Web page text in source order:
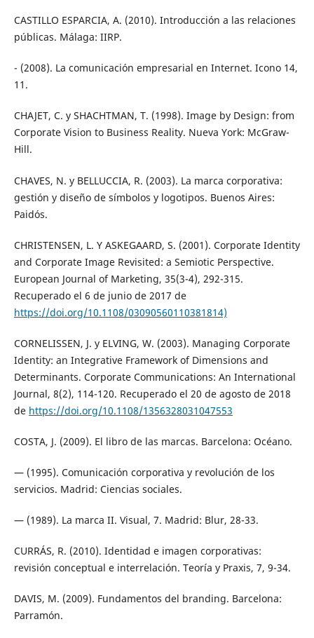
CASTILLO ESPARCIA, A. (2010). Introducción a las relaciones
públicas. Málaga: IIRP.
- (2008). La comunicación empresarial en Internet. Icono 14,
11.
CHAJET, C. y SHACHTMAN, T. (1998). Image by Design: from
Corporate Vision to Business Reality. Nueva York: McGraw-
Hill.
CHAVES, N. y BELLUCCIA, R. (2003). La marca corporativa:
gestión y diseño de símbolos y logotipos. Buenos Aires:
Paidós.
CHRISTENSEN, L. Y ASKEGAARD, S. (2001). Corporate Identity
and Corporate Image Revisited: a Semiotic Perspective.
European Journal of Marketing, 35(3-4), 292-315.
Recuperado el 6 de junio de 2017 de
https://doi.org/10.1108/03090560110381814)
CORNELISSEN, J. y ELVING, W. (2003). Managing Corporate
Identity: an Integrative Framework of Dimensions and
Determinants. Corporate Communications: An International
Journal, 8(2), 114-120. Recuperado el 20 de agosto de 2018
de https://doi.org/10.1108/1356328031047553
COSTA, J. (2009). El libro de las marcas. Barcelona: Océano.
— (1995). Comunicación corporativa y revolución de los
servicios. Madrid: Ciencias sociales.
— (1989). La marca II. Visual, 7. Madrid: Blur, 28-33.
CURRÁS, R. (2010). Identidad e imagen corporativas:
revisión conceptual e interrelación. Teoría y Praxis, 7, 9-34.
DAVIS, M. (2009). Fundamentos del branding. Barcelona:
Parramón.